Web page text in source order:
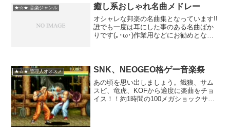
聞くC...
★☆★ 音楽ジャンル 癒し系おしゃれ名曲メドレー
オシャレな邦楽の名曲集となっています!!
誰でも一度は耳にした事のある名曲ばか
りです(｡･ω･)作業用などにお勧めとなっ
ーS...
★☆★ 管理人オススメ SNK、NEOGEO格ゲー音楽祭
あの頃を思い出しましょう。餓狼、サム
スピ、竜虎、KOFから適度に楽曲をチョ
イス！！約1時間の100メガショックサウ